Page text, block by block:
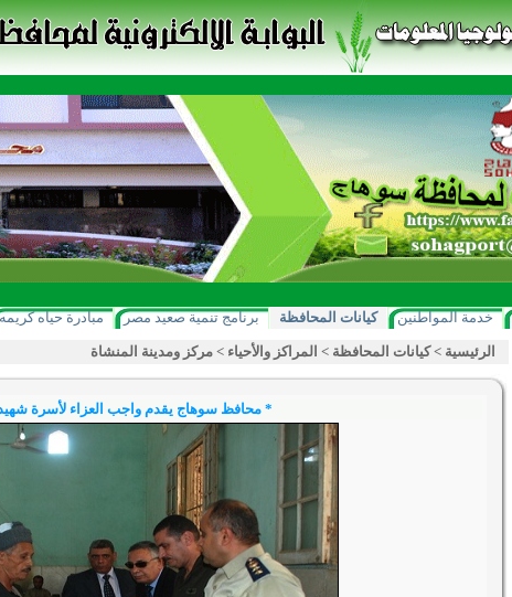
خدمة المواطنين كيانات المحافظة برنامج تنمية صعيد مصر مبادرة حياه كريمه
الرئيسية >كيانات المحافظة > المراكز والأحياء > مركز ومدينة المنشاة
* محافظ سوهاج يقدم واجب العزاء لأسرة شهيد